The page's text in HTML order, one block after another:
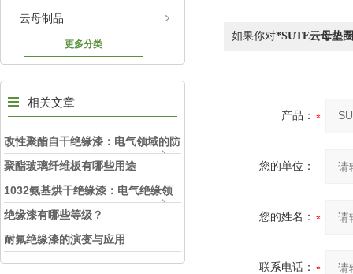
云母制品
更多分类
相关文章
改性聚酯自干绝缘漆：电气领域的防
护精灵
聚酯玻璃纤维板有哪些用途
1032氨基烘干绝缘漆：电气绝缘领
域的“防护铠甲“
绝缘漆有哪些等级？
耐氟绝缘漆的演变与应用
如果你对*SUTE云母垫圈
产品：
您的单位：
您的姓名：
联系电话：